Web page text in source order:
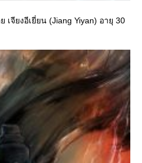
เจียงอีเยี่ยน (Jiang Yiyan) อายุ 30